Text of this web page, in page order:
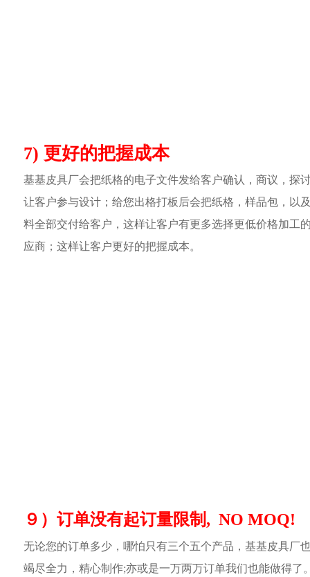
7) 更好的把握成本
基基皮具厂会把纸格的电子文件发给客户确认，商议，探
让客户参与设计；给您出格打板后会把纸格，样品包，以
料全部交付给客户，这样让客户有更多选择更低价格加工
应商；这样让客户更好的把握成本。
９）订单没有起订量限制, NO MOQ!
无论您的订单多少，哪怕只有三个五个产品，基基皮具厂
竭尽全力，精心制作;亦或是一万两万订单我们也能做得了